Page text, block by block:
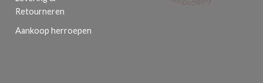
Retourneren
Aankoop herroepen